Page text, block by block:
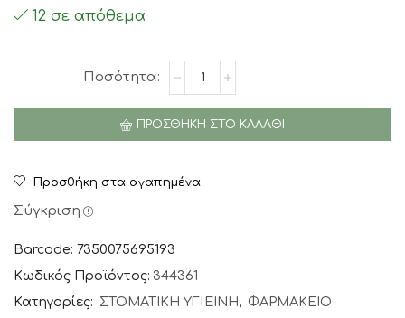
price
τρέχουσα
4,34 €.
12 σε απόθεμα
Co.
Natural
Οδοντόκρεμα
με
Γεύση
-
ΠΡΟΣΘΉΚΗ ΣΤΟ ΚΑΛΆΘΙ
Προσθήκη στα αγαπημένα
Σύγκριση
Barcode: 7350075695193
Κωδικός Προϊόντος: 344361
Κατηγορίες: ΣΤΟΜΑΤΙΚΗ ΥΓΙΕΙΝΗ, ΦΑΡΜΑΚΕΙΟ